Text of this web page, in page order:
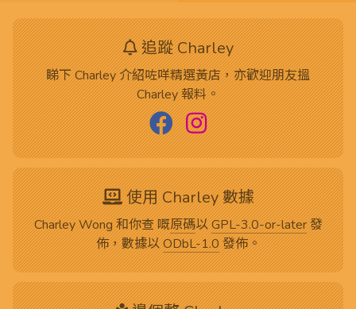
追蹤 Charley
睇下 Charley 介紹咗咩精選黃店，亦歡迎朋友搵
Charley 報料。
使用 Charley 數據
Charley Wong 和你查 嘅原碼以GPL-3.0-or-later發
佈，數據以ODbL-1.0發佈。